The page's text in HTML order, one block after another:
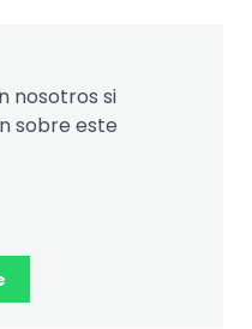
nosotros si
sobre este